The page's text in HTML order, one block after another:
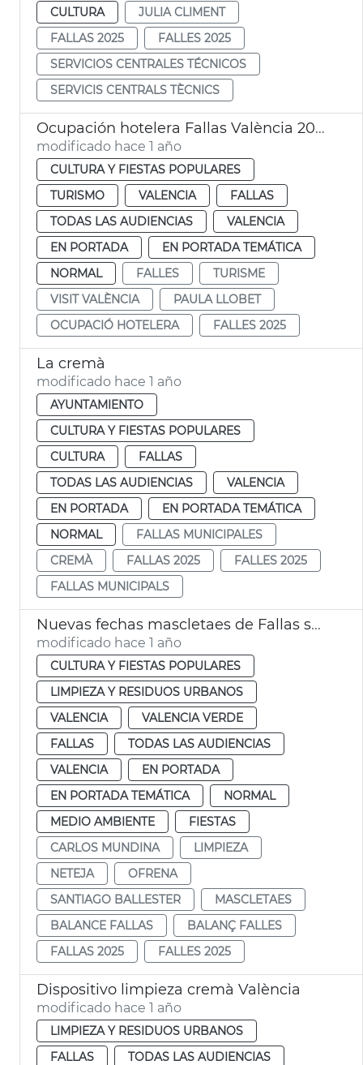
CULTURA
JULIA CLIMENT
FALLAS 2025
FALLES 2025
SERVICIOS CENTRALES TÉCNICOS
SERVICIS CENTRALS TÈCNICS
Ocupación hotelera Fallas València 2025
modificado hace 1 año
CULTURA Y FIESTAS POPULARES
TURISMO
VALENCIA
FALLAS
TODAS LAS AUDIENCIAS
VALENCIA
EN PORTADA
EN PORTADA TEMÁTICA
NORMAL
FALLES
TURISME
VISIT VALÈNCIA
PAULA LLOBET
OCUPACIÓ HOTELERA
FALLES 2025
La cremà
modificado hace 1 año
AYUNTAMIENTO
CULTURA Y FIESTAS POPULARES
CULTURA
FALLAS
TODAS LAS AUDIENCIAS
VALENCIA
EN PORTADA
EN PORTADA TEMÁTICA
NORMAL
FALLAS MUNICIPALES
CREMÀ
FALLAS 2025
FALLES 2025
FALLAS MUNICIPALS
Nuevas fechas mascletaes de Fallas suspendidas por la lluvia
modificado hace 1 año
CULTURA Y FIESTAS POPULARES
LIMPIEZA Y RESIDUOS URBANOS
VALENCIA
VALENCIA VERDE
FALLAS
TODAS LAS AUDIENCIAS
VALENCIA
EN PORTADA
EN PORTADA TEMÁTICA
NORMAL
MEDIO AMBIENTE
FIESTAS
CARLOS MUNDINA
LIMPIEZA
NETEJA
OFRENA
SANTIAGO BALLESTER
MASCLETAES
BALANCE FALLAS
BALANÇ FALLES
FALLAS 2025
FALLES 2025
Dispositivo limpieza cremà València
modificado hace 1 año
LIMPIEZA Y RESIDUOS URBANOS
FALLAS
TODAS LAS AUDIENCIAS